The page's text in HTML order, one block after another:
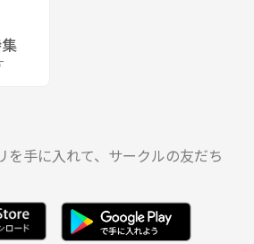
を手に入れて、サークルの友だち